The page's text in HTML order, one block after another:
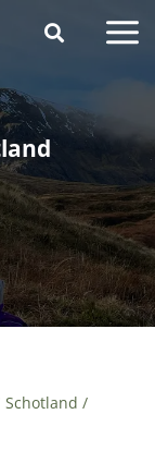
Schotland